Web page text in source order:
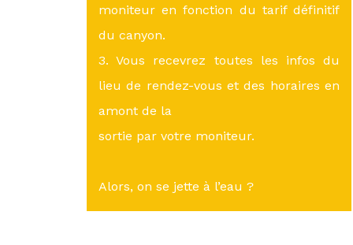
moniteur en fonction du tarif définitif
du canyon.
3. Vous recevrez toutes les infos du
lieu de rendez-vous et des horaires en
amont de la
sortie par votre moniteur.
Alors, on se jette à l’eau ?